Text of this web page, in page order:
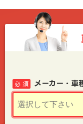
メーカー・車
必 須